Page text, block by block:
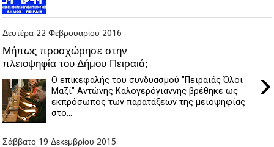
Δευτέρα 22 Φεβρουαρίου 2016
Μήπως προσχώρησε στην
πλειοψηφία του Δήμου Πειραιά;
›
Ο επικεφαλής του συνδυασμού "Πειραιάς Όλοι
Μαζί" Αντώνης Καλογερόγιαννης βρέθηκε ως
εκπρόσωπος των παρατάξεων της μειοψηφίας
στο...
Σάββατο 19 Δεκεμβρίου 2015